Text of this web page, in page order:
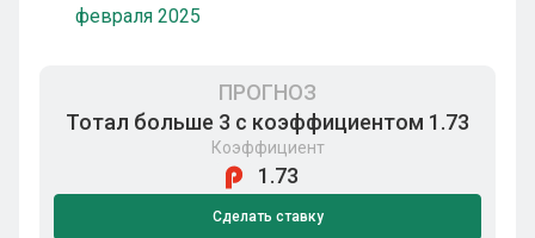
февраля 2025
ПРОГНОЗ
Тотал больше 3 с коэффициентом 1.73
Коэффициент
1.73
Сделать ставку